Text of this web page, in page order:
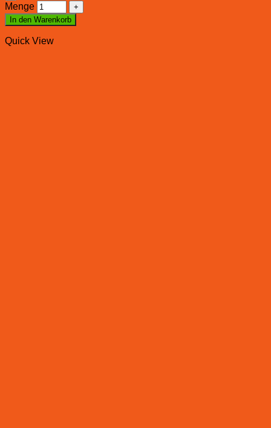
Menge
In den Warenkorb
Quick View